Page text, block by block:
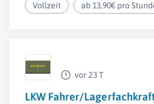
Vollzeit ab 13,90€ pro
vor 23 T
LKW Fahrer/